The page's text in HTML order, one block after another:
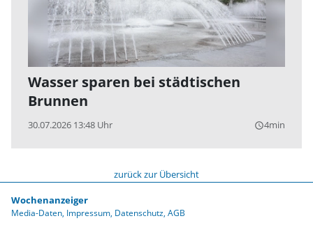
Wasser sparen bei städtischen
Brunnen
30.07.2026 13:48 Uhr query_builder4min
zurück zur Übersicht
Wochenanzeiger
Media-Daten Impressum Datenschutz AGB